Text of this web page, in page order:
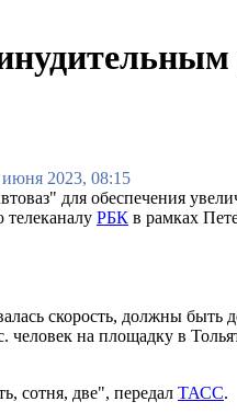
июня 2023, 08:15
для обеспечения
РБК в рамках
скорость, должны быть
на площадку в
сотня, две", передал ТАСС.